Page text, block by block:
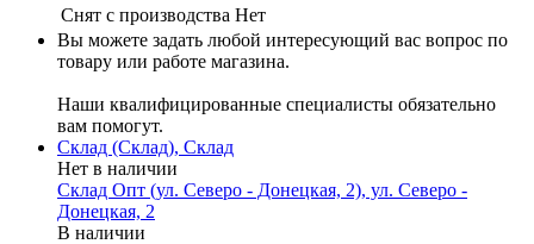
Cнят с производства Нет
Вы можете задать любой интересующий вас вопрос по
товару или работе магазина.
Наши квалифицированные специалисты обязательно
вам помогут.
Склад (Склад), Склад
Нет в наличии
Склад Опт (ул. Северо - Донецкая, 2), ул. Северо -
Донецкая, 2
В наличии